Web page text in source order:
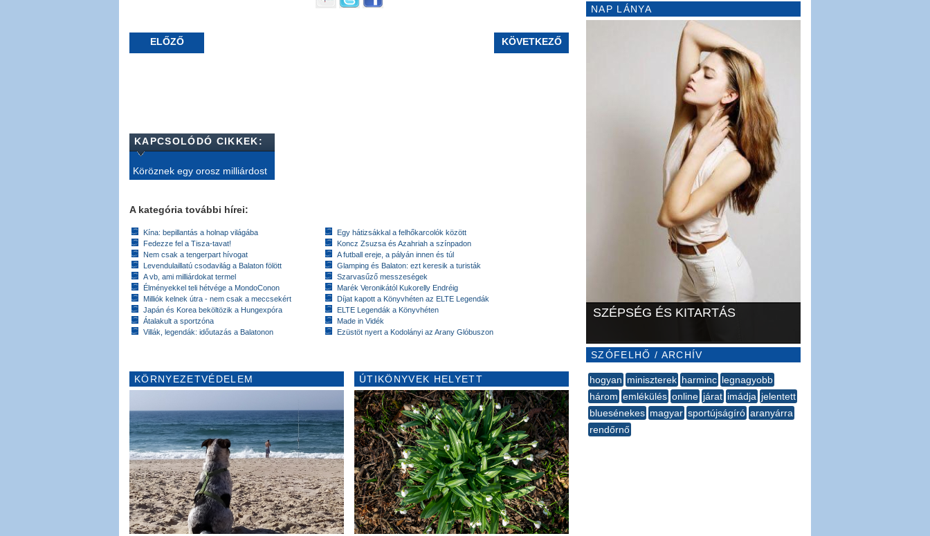
ELŐZŐ KÖVETKEZŐ
KAPCSOLÓDÓ CIKKEK:
Köröznek egy orosz milliárdost
A kategória további hírei:
Kína: bepillantás a holnap világába
Fedezze fel a Tisza-tavat!
Nem csak a tengerpart hívogat
Levendulaillatú csodavilág a Balaton fölött
A vb, ami milliárdokat termel
Élményekkel teli hétvége a MondoConon
Milliók kelnek útra - nem csak a meccsekért
Japán és Korea beköltözik a Hungexpóra
Átalakult a sportzóna
Villák, legendák: időutazás a Balatonon
Egy hátizsákkal a felhőkarcolók között
Koncz Zsuzsa és Azahriah a színpadon
A futball ereje, a pályán innen és túl
Glamping és Balaton: ezt keresik a turisták
Szarvasűző messzeségek
Marék Veronikától Kukorelly Endréig
Díjat kapott a Könyvhéten az ELTE Legendák
ELTE Legendák a Könyvhéten
Made in Vidék
Ezüstöt nyert a Kodolányi az Arany Glóbuszon
KÖRNYEZETVÉDELEM ÚTIKÖNYVEK HELYETT
NAP LÁNYA
SZÉPSÉG ÉS KITARTÁS
SZÓFELHŐ / ARCHÍV
hogyan miniszterek harminc legnagyobb
három emlékülés online járat imádja jelentett
bluesénekes magyar sportújságíró aranyárra
rendőrnő